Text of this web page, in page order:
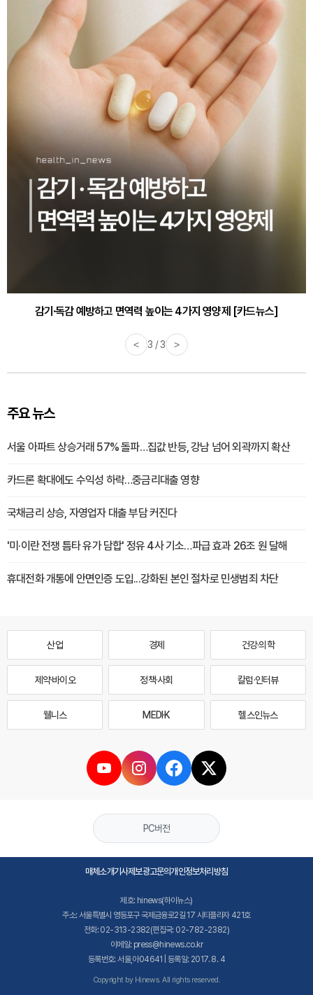
감기·독감 예방하고 면역력 높이는 4가지 영양제 [카드뉴스]
< 3 / 3 >
주요 뉴스
서울 아파트 상승거래 57% 돌파…집값 반등, 강남 넘어 외곽까지 확산
카드론 확대에도 수익성 하락…중금리대출 영향
국채금리 상승, 자영업자 대출 부담 커진다
'미·이란 전쟁 틈타 유가 담합' 정유 4사 기소…파급 효과 26조 원 달해
휴대전화 개통에 안면인증 도입...강화된 본인 절차로 민생범죄 차단
산업 경제 건강·의학
제약·바이오 정책·사회 칼럼·인터뷰
웰니스 MEDI·K 헬스인뉴스
PC버전
매체소개기사제보광고문의개인정보처리방침
제호: hinews(하이뉴스)
주소: 서울특별시 영등포구 국제금융로2길 17 시티플라자 421호
전화: 02-313-2382(편집국: 02-782-2382)
이메일: press@hinews.co.kr
등록번호: 서울,아04641 | 등록일: 2017. 8. 4
Copyright by Hinews. All rights reserved.